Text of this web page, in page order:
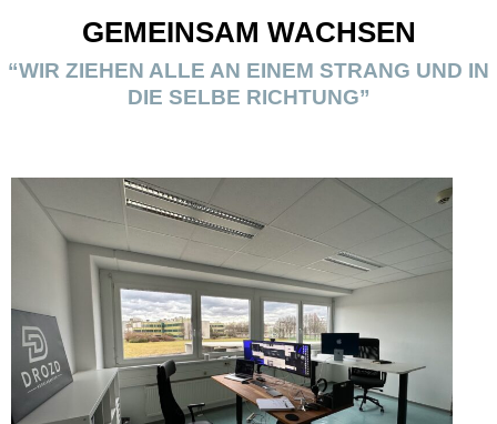
GEMEINSAM WACHSEN
“WIR ZIEHEN ALLE AN EINEM STRANG UND IN
DIE SELBE RICHTUNG”